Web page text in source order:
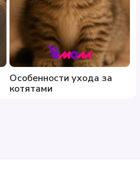
Особенности ухода за
котятами